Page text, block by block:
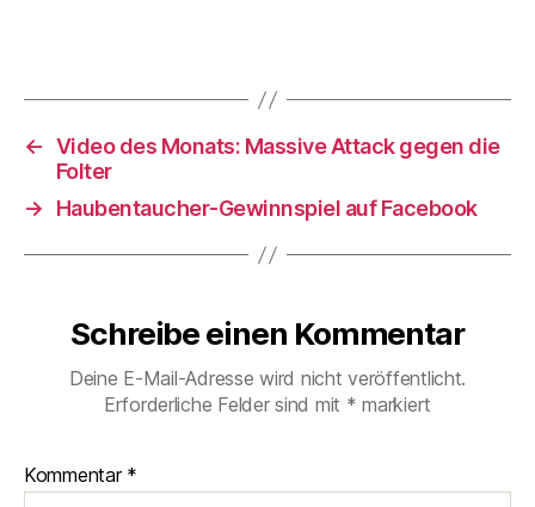
← Video des Monats: Massive Attack gegen die
Folter
→
Haubentaucher-Gewinnspiel auf Facebook
Schreibe einen Kommentar
Deine E-Mail-Adresse wird nicht veröffentlicht.
Erforderliche Felder sind mit * markiert
Kommentar *